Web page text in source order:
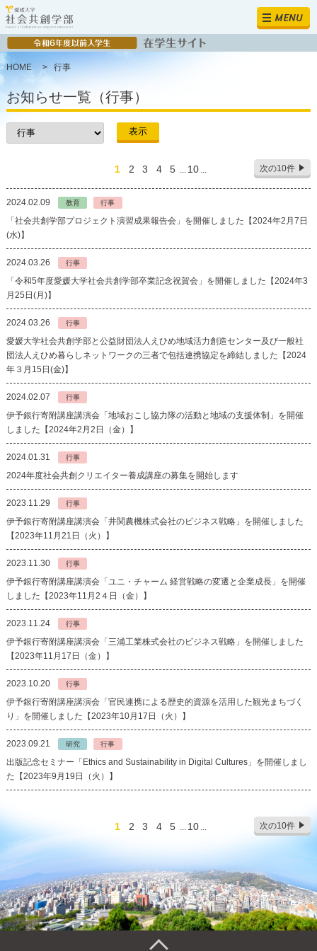
MENU
HOME > 行事
お知らせ一覧（行事）
1 2 3 4 5 ... 10 ... 次の10件
2024.02.09 教育 行事
「社会共創学部プロジェクト演習成果報告会」を開催しました【2024年2月7日
(水)】
2024.03.26 行事
「令和5年度愛媛大学社会共創学部卒業記念祝賀会」を開催しました【2024年3
月25日(月)】
2024.03.26 行事
愛媛大学社会共創学部と公益財団法人えひめ地域活力創造センター及び一般社
団法人えひめ暮らしネットワークの三者で包括連携協定を締結しました【2024
年３月15日(金)】
2024.02.07 行事
伊予銀行寄附講座講演会「地域おこし協力隊の活動と地域の支援体制」を開催
しました【2024年2月2日（金）】
2024.01.31 行事
2024年度社会共創クリエイター養成講座の募集を開始します
2023.11.29 行事
伊予銀行寄附講座講演会「井関農機株式会社のビジネス戦略」を開催しました
【2023年11月21日（火）】
2023.11.30 行事
伊予銀行寄附講座講演会「ユニ・チャーム 経営戦略の変遷と企業成長」を開催
しました【2023年11月2４日（金）】
2023.11.24 行事
伊予銀行寄附講座講演会「三浦工業株式会社のビジネス戦略」を開催しました
【2023年11月17日（金）】
2023.10.20 行事
伊予銀行寄附講座講演会「官民連携による歴史的資源を活用した観光まちづく
り」を開催しました【2023年10月17日（火）】
2023.09.21 研究 行事
出版記念セミナー「Ethics and Sustainability in Digital Cultures」を開催しまし
た【2023年9月19日（火）】
1 2 3 4 5 ... 10 ... 次の10件